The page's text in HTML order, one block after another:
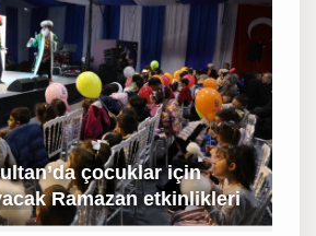
çocuklar için
Ramazan etkinlikleri